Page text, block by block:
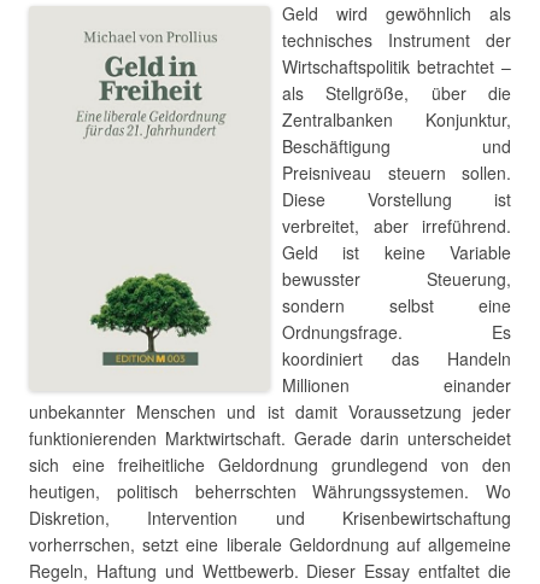
Geld wird gewöhnlich als
technisches Instrument der
Wirtschaftspolitik betrachtet –
als Stellgröße, über die
Zentralbanken Konjunktur,
Beschäftigung und
Preisniveau steuern sollen.
Diese Vorstellung ist
verbreitet, aber irreführend.
Geld ist keine Variable
bewusster Steuerung,
sondern selbst eine
Ordnungsfrage. Es
koordiniert das Handeln
Millionen einander
unbekannter Menschen und ist damit Voraussetzung jeder
funktionierenden Marktwirtschaft. Gerade darin unterscheidet
sich eine freiheitliche Geldordnung grundlegend von den
heutigen, politisch beherrschten Währungssystemen. Wo
Diskretion, Intervention und Krisenbewirtschaftung
vorherrschen, setzt eine liberale Geldordnung auf allgemeine
Regeln, Haftung und Wettbewerb. Dieser Essay entfaltet die